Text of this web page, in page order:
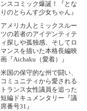
ンスコミック爆誕！『とな
りのとらんす少女ちゃん』
アメリカ人とミックスルー
ツの若者のアイデンティテ
ィ探しや孤独感、そしてロ
マンスを描いた本格長編映
画『Aichaku（愛着）』
米国の保守的な州で闘い、
コミュニティから愛される
トランス女性議員を追った
短編ドキュメンタリー『議
席番号31』